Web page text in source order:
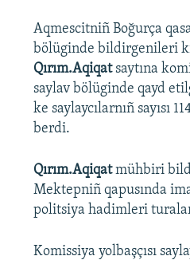
Aqmescitniñ Boğurça
bölüginde bildirgenileri
Qırım.Aqiqatsaytına
saylav bölüginde qayd
ke saylaycılarnıñ
berdi.
Qırım.Aqiqatmühbiri
Mektepniñ qapusında
politsiya hadimleri
Komissiya yolbaşçısı